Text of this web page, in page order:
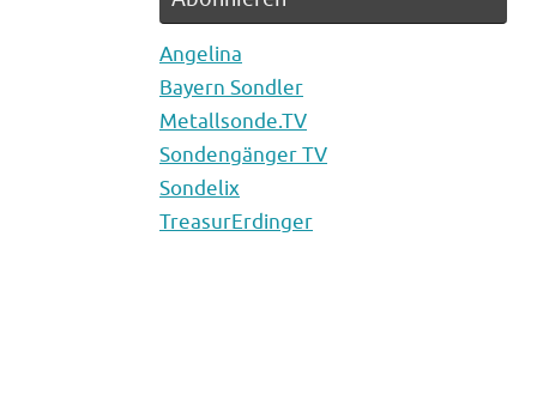
Angelina
Bayern Sondler
Metallsonde.TV
Sondengänger TV
Sondelix
TreasurErdinger